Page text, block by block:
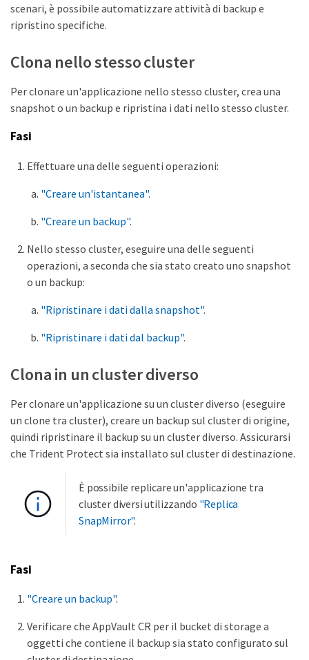
scenari, è possibile automatizzare attività di backup e
ripristino specifiche.
Clona nello stesso cluster
Per clonare un'applicazione nello stesso cluster, crea una
snapshot o un backup e ripristina i dati nello stesso cluster.
Fasi
Effettuare una delle seguenti operazioni:
"Creare un'istantanea".
"Creare un backup".
Nello stesso cluster, eseguire una delle seguenti
operazioni, a seconda che sia stato creato uno snapshot
o un backup:
"Ripristinare i dati dalla snapshot".
"Ripristinare i dati dal backup".
Clona in un cluster diverso
Per clonare un'applicazione su un cluster diverso (eseguire
un clone tra cluster), creare un backup sul cluster di origine,
quindi ripristinare il backup su un cluster diverso. Assicurarsi
che Trident Protect sia installato sul cluster di destinazione.
È possibile replicare un'applicazione tra
cluster diversi utilizzando "Replica
SnapMirror".
Fasi
"Creare un backup".
Verificare che AppVault CR per il bucket di storage a
oggetti che contiene il backup sia stato configurato sul